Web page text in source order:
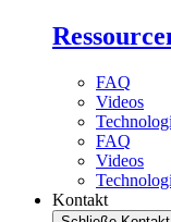
FAQ
Videos
FAQ
Videos
Kontakt